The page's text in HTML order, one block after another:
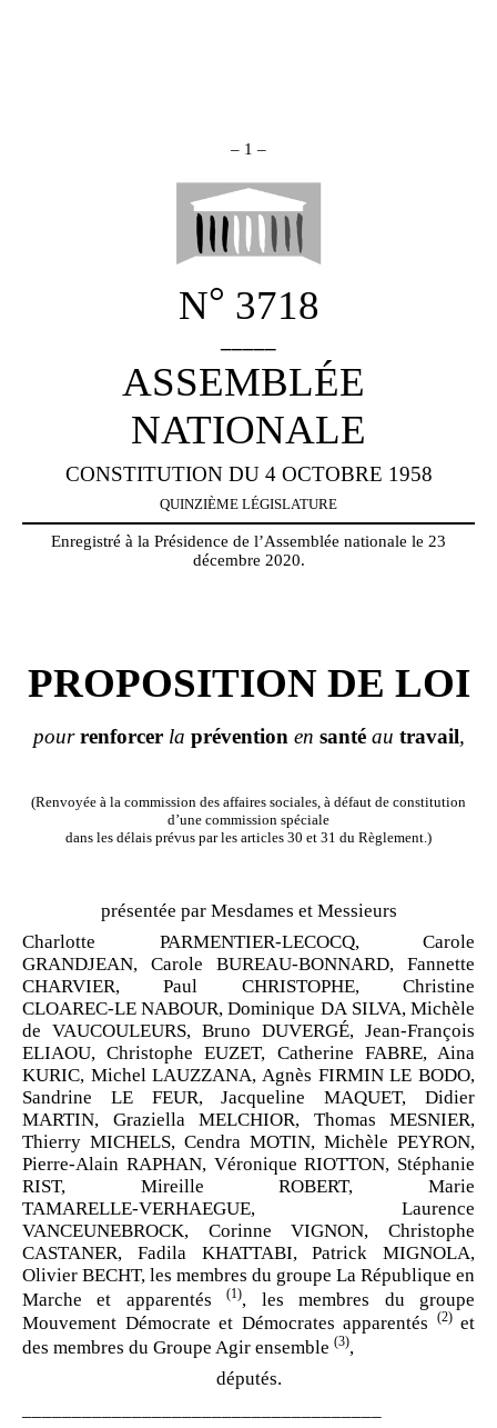
– 1 –
N° 3718
ASSEMBLÉE
NATIONALE
CONSTITUTION DU 4 OCTOBRE 1958
QUINZIÈME LÉGISLATURE
Enregistré à la Présidence de l’Assemblée nationale le 23
décembre 2020.
PROPOSITION DE LOI
pourrenforcerla prévention en santéau travail,
(Renvoyée à la commission des affaires sociales, à défaut de constitution
d’une commission spéciale
dans les délais prévus par les articles 30 et 31 du Règlement.)
présentée par Mesdames et Messieurs
Charlotte PARMENTIER‑LECOCQ, Carole
GRANDJEAN, Carole BUREAU‑BONNARD, Fannette
CHARVIER, Paul CHRISTOPHE, Christine
CLOAREC‑LE NABOUR, Dominique DA SILVA, Michèle
de VAUCOULEURS, Bruno DUVERGÉ, Jean‑François
ELIAOU, Christophe EUZET, Catherine FABRE, Aina
KURIC, Michel LAUZZANA, Agnès FIRMIN LE BODO,
Sandrine LE
FEUR, Jacqueline MAQUET, Didier
MARTIN, Graziella MELCHIOR, Thomas MESNIER,
Thierry MICHELS, Cendra MOTIN, Michèle PEYRON,
Pierre‑Alain RAPHAN, Véronique RIOTTON, Stéphanie
RIST, Mireille ROBERT, Marie
TAMARELLE‑VERHAEGUE, Laurence
VANCEUNEBROCK, Corinne VIGNON, Christophe
CASTANER, Fadila KHATTABI, Patrick MIGNOLA,
Olivier BECHT, les membres du groupe La République en
Marche et
apparentés (1), les membres du groupe
Mouvement Démocrate et Démocrates apparentés
(2)et
des membres du Groupe Agir ensemble (3),
députés.